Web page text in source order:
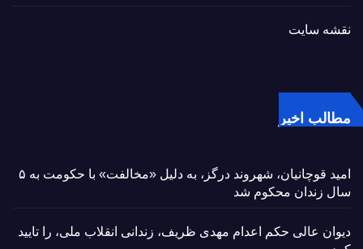
نقشه سایت
مطالب اخیر
امید قوچانیان، شهروند درگز، به دلیل «مخالفت» با حکومت به ۵
سال زندان محکوم شد
دیوان عالی حکم اعدام مهدی ظریف، زندانی انقلاب ملی، را تایید